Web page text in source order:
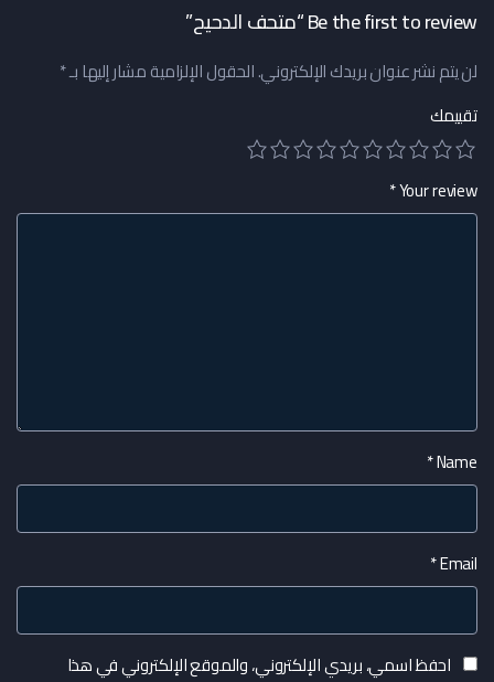
Be the first to review “متحف الدحيح”
لن يتم نشر عنوان بريدك الإلكتروني.الحقول الإلزامية مشار إليها بـ*
تقييمك
Your review
*
Name
*
Email
*
احفظ اسمي، بريدي الإلكتروني، والموقع الإلكتروني في هذا